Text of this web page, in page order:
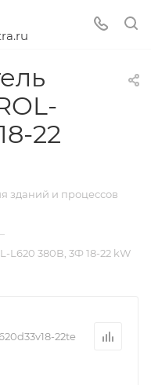
22
зданий и процессов
L620 380В, 3Ф 18-22 kW
22te